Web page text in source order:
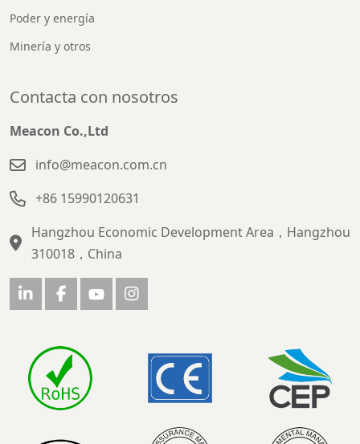
Poder y energía
Minería y otros
Contacta con nosotros
Meacon Co.,Ltd
info@meacon.com.cn
+86 15990120631
Hangzhou Economic Development Area，Hangzhou
310018，China